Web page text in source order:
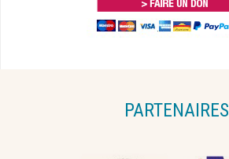
PARTENAIRES